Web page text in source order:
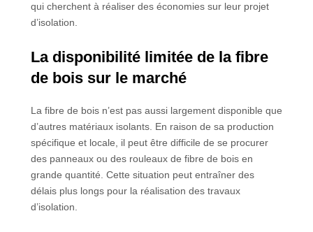
qui cherchent à réaliser des économies sur leur projet
d’isolation.
La disponibilité limitée de la fibre
de bois sur le marché
La fibre de bois n’est pas aussi largement disponible que
d’autres matériaux isolants. En raison de sa production
spécifique et locale, il peut être difficile de se procurer
des panneaux ou des rouleaux de fibre de bois en
grande quantité. Cette situation peut entraîner des
délais plus longs pour la réalisation des travaux
d’isolation.